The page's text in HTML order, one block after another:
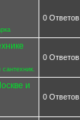
0 Ответов
сантехник.
0 Ответов
и
0 Ответов